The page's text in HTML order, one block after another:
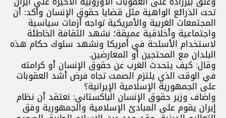
تحت الذرائع الواهية مثل قضايا حقوق الإنسان وأكد: أن
المجتمعات الغربية والأمريكية تواجه أزمات سياسية
واجتماعية وأخلاقية عميقة؛ نشهد الثقافة الخاطئة
لاستخدام الأسلحة في أمريكا ونشهد سلوك حكام هذه
البلدان مع المحتجين أو المعارضين.
وقال: كيف يتحدث الغرب عن حقوق الإنسان أو كرامته
في الوقت الذي يلتزم الصمت تجاه فرض أشد العقوبات
على الجمهورية الإسلامية الإيرانية؟
واضاف وزير حقوق الإنسان الباكستاني: نعتقد أن نظام
إيران يقوم على المبادئ الإسلامية والجمهورية وفق